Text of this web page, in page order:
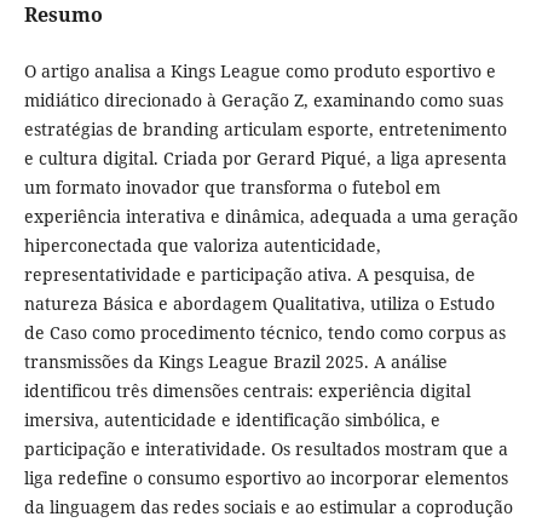
Resumo
O artigo analisa a Kings League como produto esportivo e
midiático direcionado à Geração Z, examinando como suas
estratégias de branding articulam esporte, entretenimento
e cultura digital. Criada por Gerard Piqué, a liga apresenta
um formato inovador que transforma o futebol em
experiência interativa e dinâmica, adequada a uma geração
hiperconectada que valoriza autenticidade,
representatividade e participação ativa. A pesquisa, de
natureza Básica e abordagem Qualitativa, utiliza o Estudo
de Caso como procedimento técnico, tendo como corpus as
transmissões da Kings League Brazil 2025. A análise
identificou três dimensões centrais: experiência digital
imersiva, autenticidade e identificação simbólica, e
participação e interatividade. Os resultados mostram que a
liga redefine o consumo esportivo ao incorporar elementos
da linguagem das redes sociais e ao estimular a coprodução